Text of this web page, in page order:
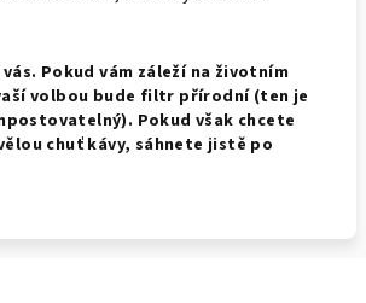
Pokud vám záleží na životním
volbou bude filtr přírodní (ten je
Pokud však chcete
chuť kávy, sáhnete jistě po